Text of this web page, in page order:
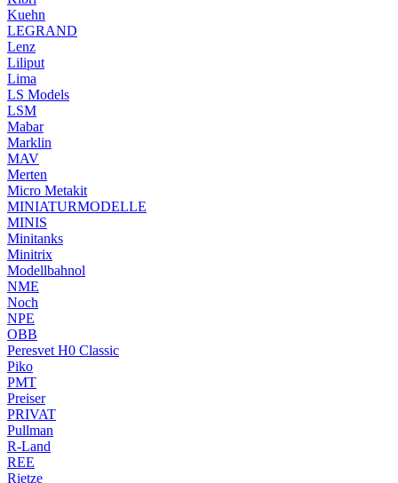
Kuehn
LEGRAND
Lenz
Liliput
Lima
LS Models
LSM
Mabar
Marklin
MAV
Merten
Micro Metakit
MINIATURMODELLE
MINIS
Minitanks
Minitrix
Modellbahnol
NME
Noch
NPE
OBB
Peresvet H0 Classic
Piko
PMT
Preiser
PRIVAT
Pullman
R-Land
REE
Rietze